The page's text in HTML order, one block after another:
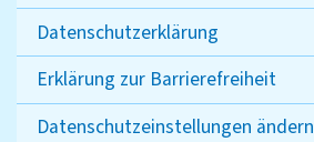
Datenschutzerklärung
Erklärung zur Barrierefreiheit
Datenschutzeinstellungen ändern